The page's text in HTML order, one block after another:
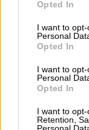
use your data for
consent section.
Opted In
I want to
Personal
Opted In
I want to
Personal
Opted In
I want to opt-
Retention,
Personal
υποδεχτούν
να είναι το
τουρισμό
που μπορείς
χωρίς να